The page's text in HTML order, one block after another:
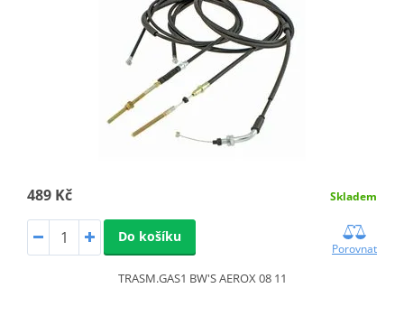
489 Kč Skladem
Do košíku
Porovnat
TRASM.GAS1 BW'S AEROX 08 11